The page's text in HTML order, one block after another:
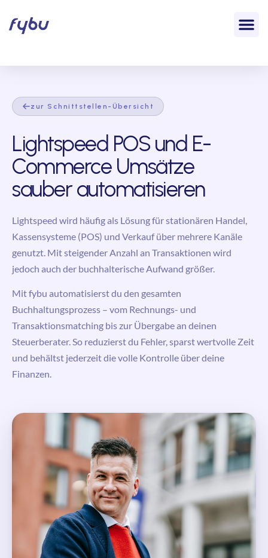
zur Schnittstellen-Übersicht
Lightspeed POS und E-
Commerce Umsätze
sauber automatisieren
Lightspeed wird häufig als Lösung für stationären Handel,
Kassensysteme (POS) und Verkauf über mehrere Kanäle
genutzt. Mit steigender Anzahl an Transaktionen wird
jedoch auch der buchhalterische Aufwand größer.
Mitfybu automatisierst du den gesamten
Buchhaltungsprozess – vom Rechnungs- und
Transaktionsmatching bis zur Übergabe an deinen
Steuerberater. So reduzierst du Fehler, sparst wertvolle Zeit
und behältst jederzeit die volle Kontrolle über deine
Finanzen.